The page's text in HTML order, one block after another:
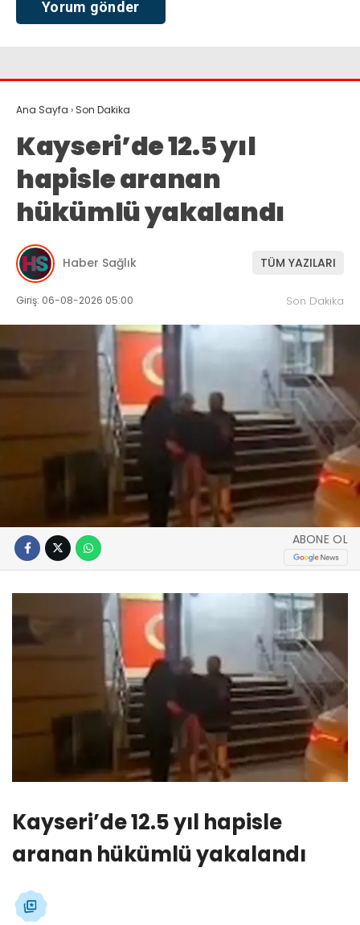
Ana Sayfa › Son Dakika
Kayseri’de 12.5 yıl
hapisle aranan
hükümlü yakalandı
Haber Sağlık TÜM YAZILARI
Giriş: 06-08-2026 05:00 Son Dakika
ABONE OL
Kayseri’de 12.5 yıl hapisle
aranan hükümlü yakalandı